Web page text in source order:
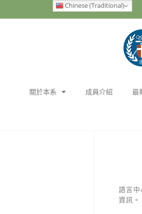
關於本系 成員介紹 最
語言
資訊。
Chinese (Traditional)